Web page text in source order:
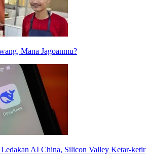
Mana Jagoanmu?
AI China, Silicon Valley Ketar-ketir